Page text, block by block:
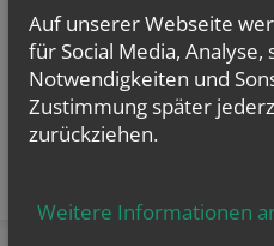
Auf unserer Webseite
für Social Media,
Notwendigkeiten und
Zustimmung später
zurückziehen.
Weitere Informationen